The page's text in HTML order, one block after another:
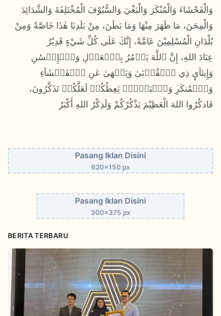
وَالْفَحْشَاءَ وَالْمُنْكَرَ وَالْبَغْيَ وَالسُّيُوْفَ الْمُخْتَلِفَةَ وَالشَّدَائِدَ
وَالْمِحَنَ، مَا ظَهَرَ مِنْهَا وَمَا بَطَنَ، مِنْ بَلَدِنَا هٰذَا خَاصَّةً وَمِنْ
بُلْدَانِ الْمُسْلِمِيْنَ عَامَّةً، إِنَّكَ عَلَى كُلِّ شَيْءٍ قَدِيْرٌ
عِبَادَ اللهِ، إِنَّ ٱللَّهَ يَأۡمُرُ بِٱلۡعَدۡلِ وَٱلۡإِحۡسَٰنِ
وَإِيتَآيِٕ ذِي ٱلۡقُرۡبَىٰ وَيَنۡهَىٰ عَنِ ٱلۡفَحۡشَآءِ
وَٱلۡمُنكَرِ وَٱلۡبَغۡيِۚ يَعِظُكُمۡ لَعَلَّكُمۡ تَذَكَّرُونَ،
فَاذكُرُوا اللهَ الْعَظِيْمَ يَذْكُرْكُمْ وَلَذِكْرُ اللهِ أَكْبَرُ
Pasang Iklan Disini
620x150 px
Pasang Iklan Disini
300x375 px
BERITA TERBARU